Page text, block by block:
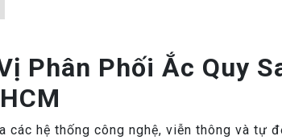
Phân Phối Ắc Quy
các hệ thống công nghệ, viễn thông và tự